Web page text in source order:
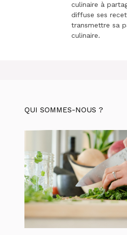
culinaire à
diffuse ses
transmettre sa
culinaire.
QUI SOMMES-NOUS ?